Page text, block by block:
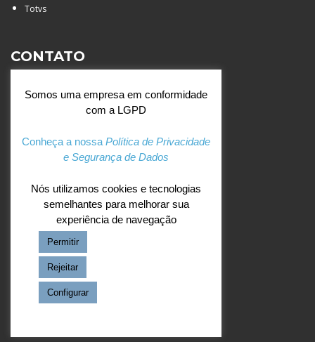
Totvs
CONTATO
Santa Catarina - São José do
Rio Preto (SP)
+55 (17) 3354 7000
agostiniano@csj.g12.br
REDES SOCIAIS
Facebook
Instagram
Somos uma empresa em conformidade
com a LGPD
Conheça a nossa Política de Privacidade
e Segurança de Dados
Nós utilizamos cookies e tecnologias
semelhantes para melhorar sua
experiência de navegação
Permitir
Rejeitar
Configurar